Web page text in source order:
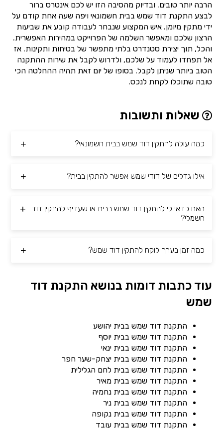
הרבה יותר טובים. ובדיוק מהסיבה הזו יש לכם אינטרס ברור
לבצע התקנת דוד שמש בבית חשמונאי ויפה שעה אחת קודם על
ידי מתקין מיומן. איש המקצוע שנבחר לעבודה קובע את שביעות
הרצון שלכם ומאפשר השלמה של הפרוייקט במהירות האפשרית.
והכל, תוך יצירת סטנדרט בלתי מתפשר של בטיחות ותקינות. אז
אל תפחדו לעמוד על שלכם, ולדרוש לקבל את שירות ההתקנה
הטוב ביותר שניתן לקבל. בסופו של יום זאת תהיה ההחלטה הכי
טובה שתוכלו לקחת לנכס.
שאלות ותשובות
כמה עולה להתקין דוד שמש בבית חשמונאי?
אילו גדלים של דודי שמש אפשר להתקין בבית?
האם כדאי לי להתקין דוד שמש בבית או שעדיף להתקין דוד
חשמלי?
כמה זמן בערך לוקח להתקין דוד שמש?
עוד כתבות דומות בנושא התקנת דוד
שמש
התקנת דוד שמש בבית יהושע
התקנת דוד שמש בבית יוסף
התקנת דוד שמש בבית ינאי
התקנת דוד שמש בבית יצחק-שער חפר
התקנת דוד שמש בבית לחם הגלילית
התקנת דוד שמש בבית מאיר
התקנת דוד שמש בבית נחמיה
התקנת דוד שמש בבית ניר
התקנת דוד שמש בבית נקופה
התקנת דוד שמש בבית עובד